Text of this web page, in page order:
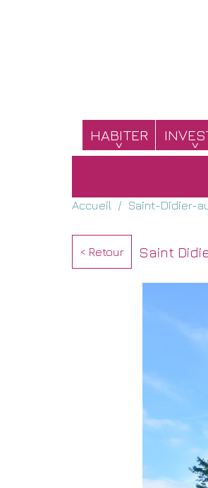
HABITER
Accueil Saint-Didier-
< Retour Saint